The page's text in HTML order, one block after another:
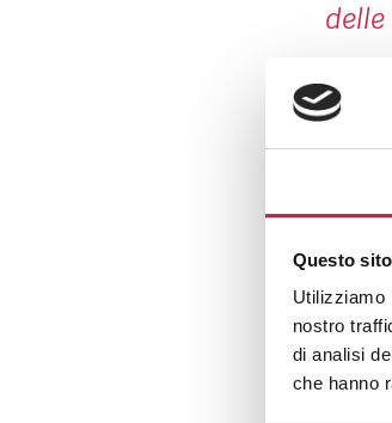
Questo
Utilizziamo
nostro
di analisi
che hanno
Il
2025.